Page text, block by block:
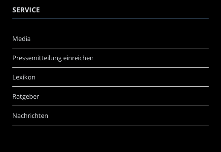
SERVICE
Media
Pressemitteilung einreichen
Lexikon
Ratgeber
Nachrichten